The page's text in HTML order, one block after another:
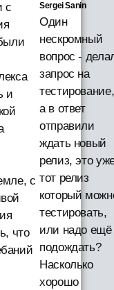
с
и
с
что
Sergei Sanin
Один
нескромный
вопрос -
запрос на
тестирование,
а в ответ
отправили
ждать новый
релиз, это
тот релиз
который
тестировать,
или надо ещё
подождать?
Насколько
хорошо